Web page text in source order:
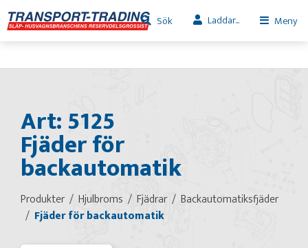
Sök Laddar... Meny
Art: 5125
Fjäder för
backautomatik
Produkter Hjulbroms Fjädrar
Backautomatiksfjäder
Fjäder för backautomatik